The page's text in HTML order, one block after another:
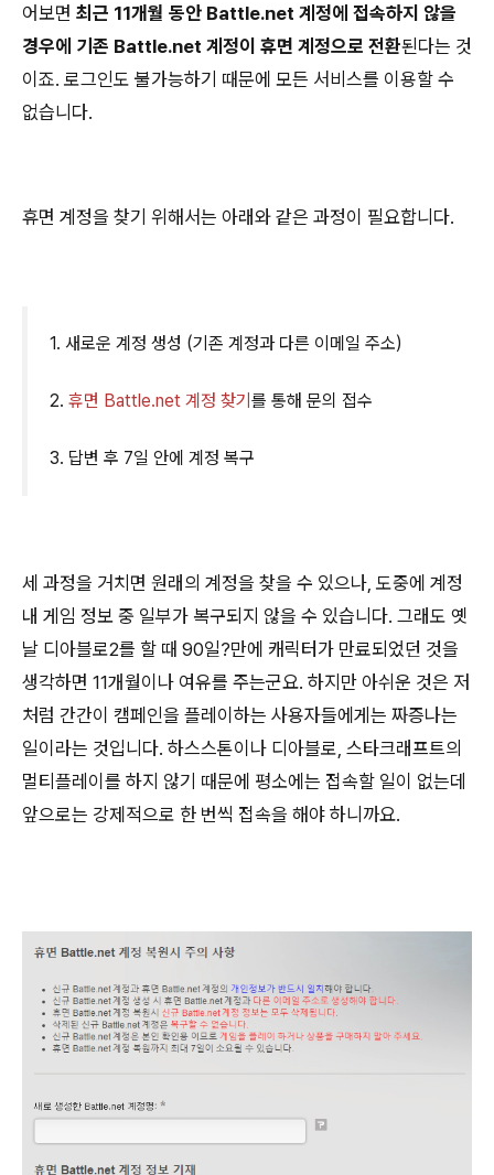
어보면 최근 11개월 동안 Battle.net 계정에 접속하지 않을
경우에 기존 Battle.net 계정이 휴면 계정으로 전환된다는 것
이죠. 로그인도 불가능하기 때문에 모든 서비스를 이용할 수
없습니다.
휴면 계정을 찾기 위해서는 아래와 같은 과정이 필요합니다.
1. 새로운 계정 생성 (기존 계정과 다른 이메일 주소)
2. 휴면 Battle.net 계정 찾기 를 통해 문의 접수
3. 답변 후 7일 안에 계정 복구
세 과정을 거치면 원래의 계정을 찾을 수 있으나, 도중에 계정
내 게임 정보 중 일부가 복구되지 않을 수 있습니다. 그래도 옛
날 디아블로2를 할 때 90일?만에 캐릭터가 만료되었던 것을
생각하면 11개월이나 여유를 주는군요. 하지만 아쉬운 것은 저
처럼 간간이 캠페인을 플레이하는 사용자들에게는 짜증나는
일이라는 것입니다. 하스스톤이나 디아블로, 스타크래프트의
멀티플레이를 하지 않기 때문에 평소에는 접속할 일이 없는데
앞으로는 강제적으로 한 번씩 접속을 해야 하니까요.